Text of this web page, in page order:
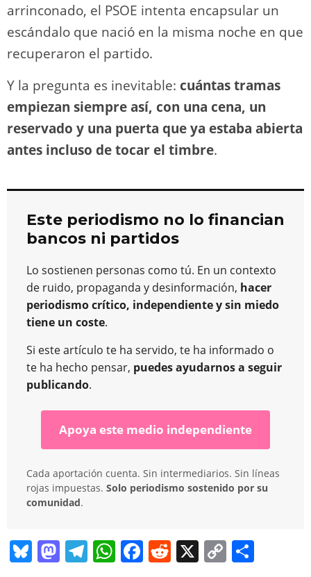
arrinconado, el PSOE intenta encapsular un
escándalo que nació en la misma noche en que
recuperaron el partido.
Y la pregunta es inevitable: cuántas tramas
empiezan siempre así, con una cena, un
reservado y una puerta que ya estaba abierta
antes incluso de tocar el timbre.
Este periodismo no lo financian
bancos ni partidos
Lo sostienen personas como tú. En un contexto
de ruido, propaganda y desinformación, hacer
periodismo crítico, independiente y sin miedo
tiene un coste.
Si este artículo te ha servido, te ha informado o
te ha hecho pensar, puedes ayudarnos a seguir
publicando.
Apoya este medio independiente
Cada aportación cuenta. Sin intermediarios. Sin líneas
rojas impuestas. Solo periodismo sostenido por su
comunidad.
Bl M T W F R X C